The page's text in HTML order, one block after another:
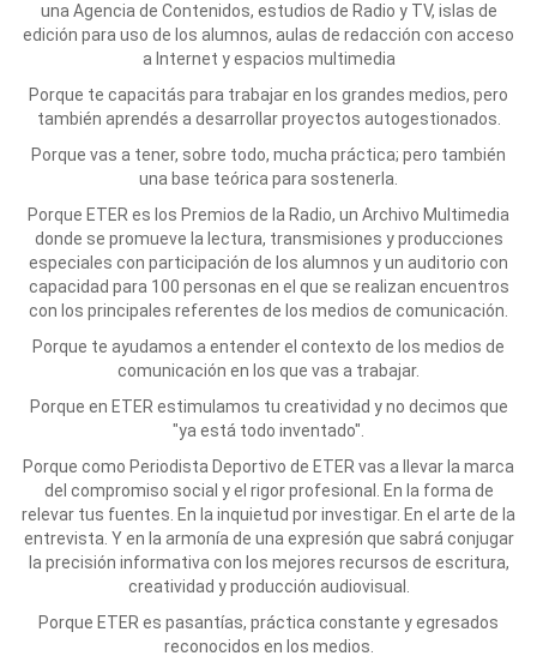
una Agencia de Contenidos, estudios de Radio y TV, islas de
edición para uso de los alumnos, aulas de redacción con acceso
a Internet y espacios multimedia
Porque te capacitás para trabajar en los grandes medios, pero
también aprendés a desarrollar proyectos autogestionados.
Porque vas a tener, sobre todo, mucha práctica; pero también
una base teórica para sostenerla.
Porque ETER es los Premios de la Radio, un Archivo Multimedia
donde se promueve la lectura, transmisiones y producciones
especiales con participación de los alumnos y un auditorio con
capacidad para 100 personas en el que se realizan encuentros
con los principales referentes de los medios de comunicación.
Porque te ayudamos a entender el contexto de los medios de
comunicación en los que vas a trabajar.
Porque en ETER estimulamos tu creatividad y no decimos que
"ya está todo inventado".
Porque como Periodista Deportivo de ETER vas a llevar la marca
del compromiso social y el rigor profesional. En la forma de
relevar tus fuentes. En la inquietud por investigar. En el arte de la
entrevista. Y en la armonía de una expresión que sabrá conjugar
la precisión informativa con los mejores recursos de escritura,
creatividad y producción audiovisual.
Porque ETER es pasantías, práctica constante y egresados
reconocidos en los medios.